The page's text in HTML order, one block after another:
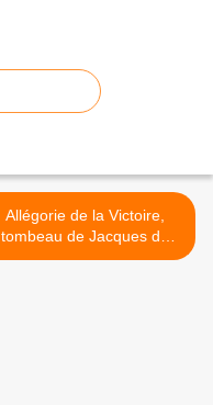
Allégorie de la Victoire,
tombeau de Jacques de
Matignon >